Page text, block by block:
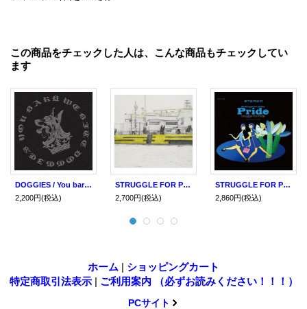
この商品をチェックした人は、こんな商品もチェックしてい
ます
DOGGIES / You bark, we bite (cd)
2,200円(税込)
STRUGGLE FOR PRIDE / You bark, we bite (cd) Avex/Cutting edge
2,700円(税込)
STRUGGLE FOR PRIDE / We struggle for all our pride. (2cd) WDsounds/ Awdr/lr2
2,860円(税込)
ホーム | ショッピングカート
特定商取引法表示 | ご利用案内 （必ずお読みください！！！）
PCサイト